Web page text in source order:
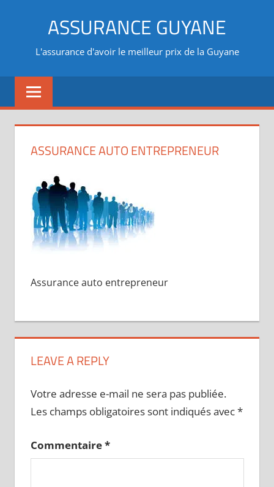
ASSURANCE GUYANE
L'assurance d'avoir le meilleur prix de la Guyane
ASSURANCE AUTO ENTREPRENEUR
Assurance auto entrepreneur
LEAVE A REPLY
Votre adresse e-mail ne sera pas publiée.
Les champs obligatoires sont indiqués avec*
Commentaire*